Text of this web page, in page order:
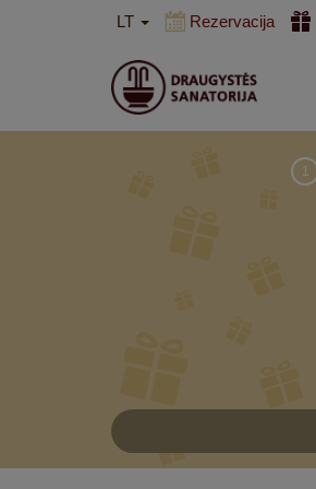
LT Rezervacija
1